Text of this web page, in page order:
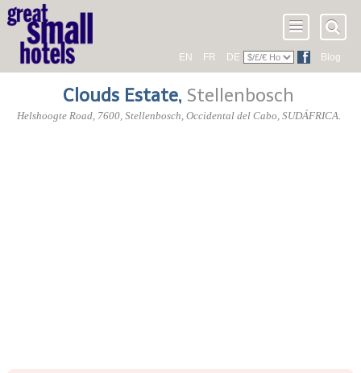
EN FR DE Blog
Clouds Estate, Stellenbosch
Helshoogte Road, 7600, Stellenbosch, Occidental del Cabo, SUDÁFRICA.